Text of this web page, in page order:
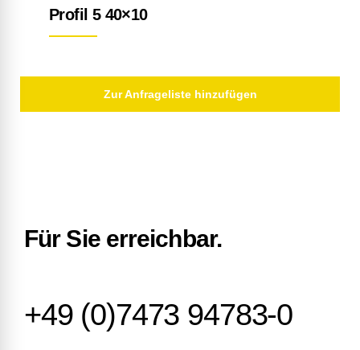
Profil 5 40×10
Zur Anfrageliste hinzufügen
Für Sie erreichbar.
+49 (0)7473 94783-0